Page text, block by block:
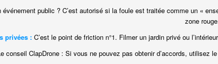
événement public ? C’est autorisé si la foule est traitée comme un «
zone
privées : C’est le point de friction n°1. Filmer un jardin privé ou
conseil ClapDrone : Si vous ne pouvez pas obtenir d’accords, utilisez